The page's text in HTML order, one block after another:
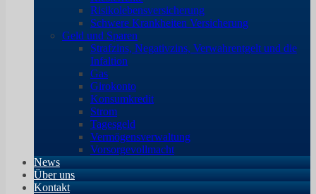
Risikolebensversicherung
Schwere Krankheiten Versicherung
Geld und Sparen
Strafzins, Negativzins, Verwahrentgelt und die
Infaltion
Gas
Girokonto
Konsumkredit
Strom
Tagesgeld
Vermögensverwaltung
Vorsorgevollmacht
News
Über uns
Kontakt